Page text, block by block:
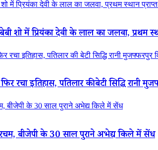
में प्रियंका देवी के लाल का जलवा, प्रथम स्थान
शो में प्रियंका देवी के लाल का जलवा, प्रथम
रचा इतिहास, पतिलार की बेटी सिद्धि रानी मुजफ्फरपुर
रचा इतिहास, पतिलार की बेटी सिद्धि रानी
बीजेपी के 30 साल पुराने अभेद्य किले में सेंध
बीजेपी के 30 साल पुराने अभेद्य किले में सेंध